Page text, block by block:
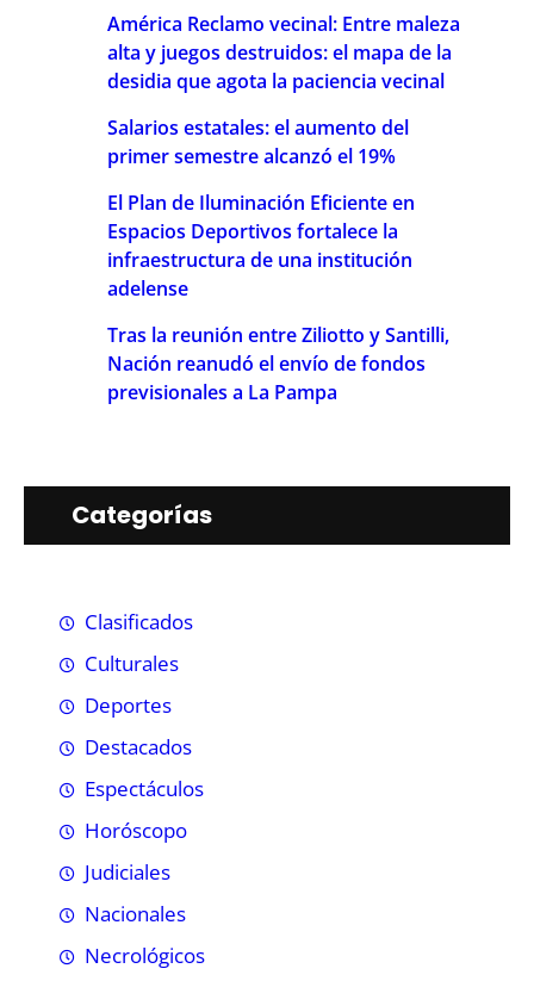
América Reclamo vecinal: Entre maleza
alta y juegos destruidos: el mapa de la
desidia que agota la paciencia vecinal
Salarios estatales: el aumento del
primer semestre alcanzó el 19%
El Plan de Iluminación Eficiente en
Espacios Deportivos fortalece la
infraestructura de una institución
adelense
Tras la reunión entre Ziliotto y Santilli,
Nación reanudó el envío de fondos
previsionales a La Pampa
Categorías
Clasificados
Culturales
Deportes
Destacados
Espectáculos
Horóscopo
Judiciales
Nacionales
Necrológicos